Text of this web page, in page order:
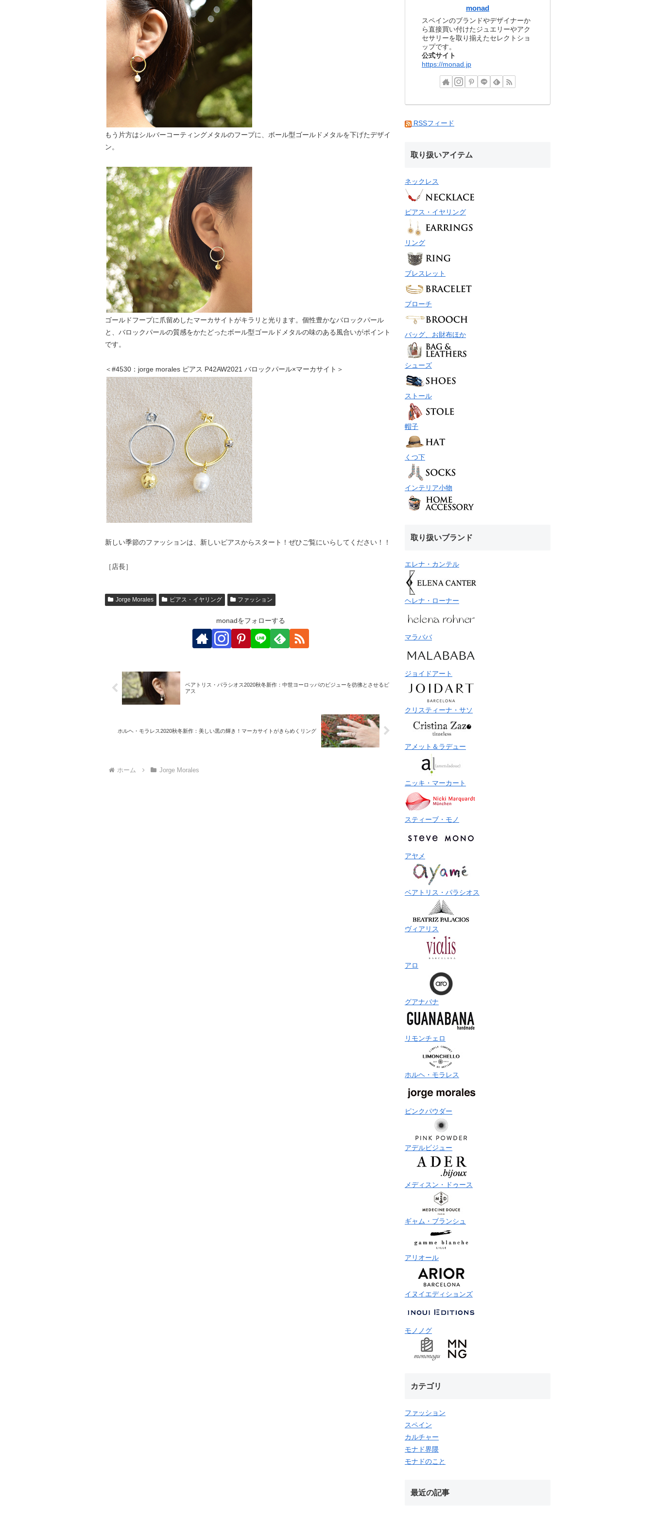
もう片方はシルバーコーティングメタルのフープに、ボール型ゴールドメタルを下げたデザイ
ン。
ゴールドフープに爪留めしたマーカサイトがキラリと光ります。個性豊かなバロックパール
と、バロックパールの質感をかたどったボール型ゴールドメタルの味のある風合いがポイント
です。
＜#4530：jorge morales ピアス P42AW2021 バロックパール×マーカサイト＞
新しい季節のファッションは、新しいピアスからスタート！ぜひご覧にいらしてください！！
［店長］
Jorge Morales ピアス・イヤリング ファッション
monadをフォローする
ベアトリス・パラシオス2020秋冬新作：中世ヨーロッパのビジューを彷彿とさせるピ
アス
ホルヘ・モラレス2020秋冬新作：美しい黒の輝き！マーカサイトがきらめくリング
ホーム Jorge Morales
monad
スペインのブランドやデザイナーか
ら直接買い付けたジュエリーやアク
セサリーを取り揃えたセレクトショ
ップです。
公式サイト
https://monad.jp
RSSフィード
取り扱いアイテム
ネックレス
ピアス・イヤリング
リング
ブレスレット
ブローチ
バッグ、お財布ほか
シューズ
ストール
帽子
くつ下
インテリア小物
取り扱いブランド
エレナ・カンテル
ヘレナ・ローナー
マラババ
ジョイドアート
クリスティーナ・サソ
アメット＆ラデュー
ニッキ・マーカート
スティーブ・モノ
アヤメ
ベアトリス・パラシオス
ヴィアリス
アロ
グアナバナ
リモンチェロ
ホルヘ・モラレス
ピンクパウダー
アデルビジュー
メディスン・ドゥース
ギャム・ブランシュ
アリオール
イヌイエディションズ
モノノグ
カテゴリ
ファッション
スペイン
カルチャー
モナド界隈
モナドのこと
最近の記事